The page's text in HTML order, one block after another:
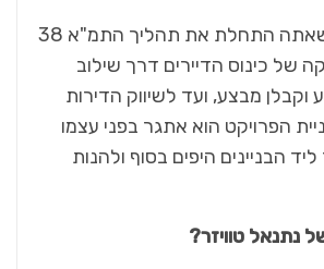
לראות בניין ישן שאתה התחלת את תהליך התמ"א 38
של כינוס הדיירים דרך שילוב
וקבלן מבצע, ועד לשיווק הדירות
הפרויקט הוא אתגר בפני עצמו
הבניינים היפים בסוף ולהנות
נתנאל טוויזר?